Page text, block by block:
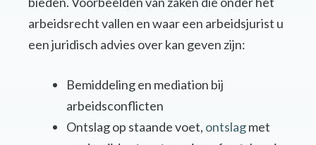
arbeidsrecht vallen en waar een arbeidsjurist u
een juridisch advies over kan geven zijn:
Bemiddeling en mediation bij
arbeidsconflicten
Ontslag op staande voet, ontslagmet